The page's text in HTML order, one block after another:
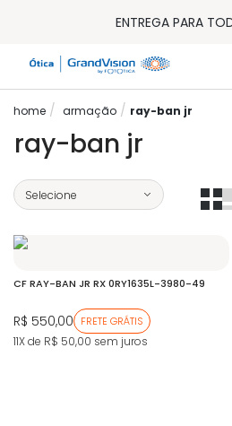
ENTREGA PARA
32% OFF NO COMBO -
FRETE GRÁTIS EM
10% OFF PAGAMENTO
ENTREGA PARA
15% OFF NA PRIMEIRA COMPRA
32% OFF NO COMBO -
armação ray-ban jr
ray-ban jr
CF RAY-BAN JR RX 0RY1635L-3980-49
R$ 550,00 FRETE GRÁTIS
11X de R$ 50,00 sem juros